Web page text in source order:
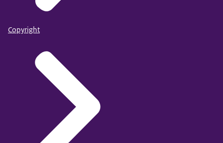
Copyright